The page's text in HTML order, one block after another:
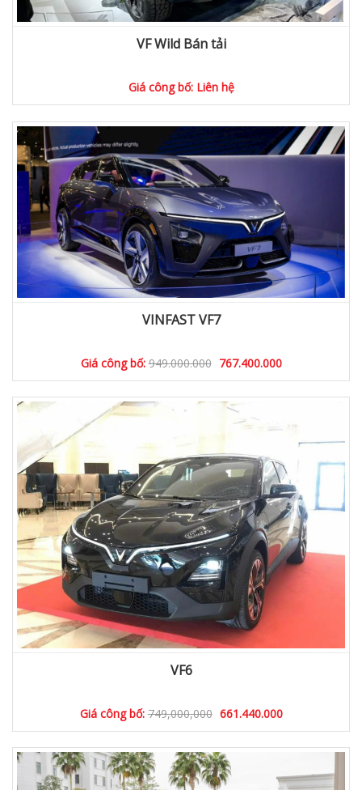
VF Wild Bán tải
Giá công bố: Liên hệ
VINFAST VF7
Giá công bố:949.000.000 767.400.000
VF6
Giá công bố:749,000,000 661.440.000